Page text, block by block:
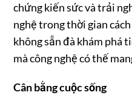
chứng kiến sức và trải
nghệ trong thời gian
không sẵn đà khám phá
mà công nghệ có thế
Cân bằng cuộc sống